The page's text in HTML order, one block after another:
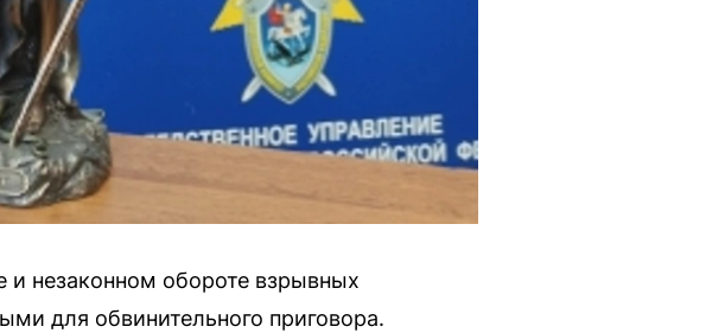
незаконном обороте взрывных
для обвинительного приговора.